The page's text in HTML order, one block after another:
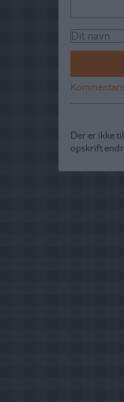
Der er ikke
opskrift